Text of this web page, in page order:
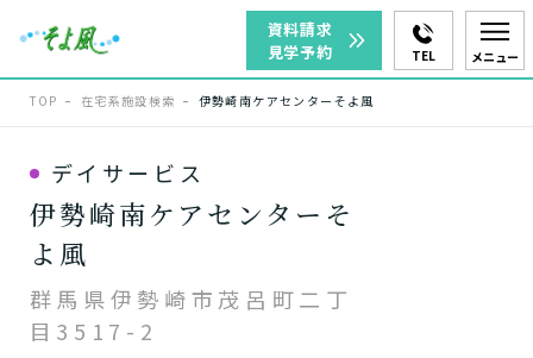
資料請求
見学予約
TEL メニュー
TOP 在宅系施設検索 伊勢崎南ケアセンターそよ風
デイサービス
伊勢崎南ケアセンターそ
よ風
群馬県伊勢崎市茂呂町二丁
目3517-2